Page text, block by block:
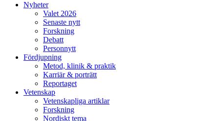
Nyheter
Valet 2026
Senaste nytt
Forskning
Debatt
Personnytt
Fördjupning
Metod, klinik & praktik
Karriär & porträtt
Reportaget
Vetenskap
Vetenskapliga artiklar
Forskning
Nordiskt tema